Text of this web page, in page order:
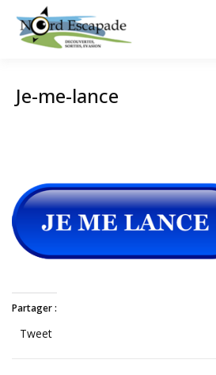
Je-me-lance
Partager :
Tweet